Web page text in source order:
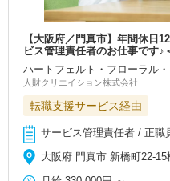
【大阪府／門真市】年間休日
ビス管理責任者のお仕事です♪
ハートフェルト・フローラル
人財クリエイション株式会社
転職支援サービス経由
サービス管理責任者 / 正職
大阪府 門真市 新橋町22-15